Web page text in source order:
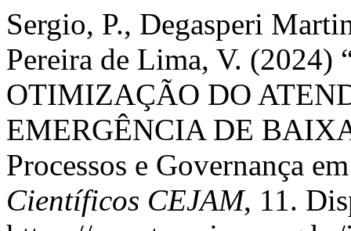
Sergio, P., Degasperi
Pereira de Lima, V.
OTIMIZAÇÃO DO
EMERGÊNCIA DE
Processos e Governança
Científicos CEJAM, 11.